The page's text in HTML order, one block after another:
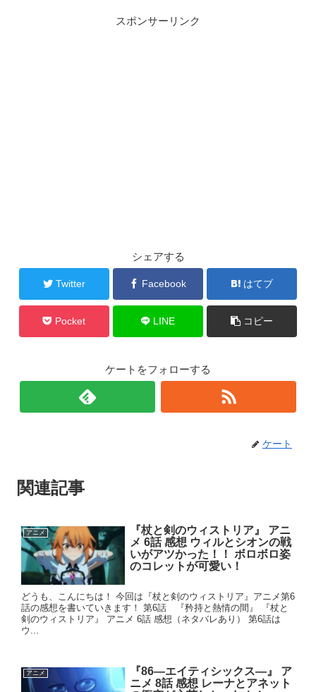
スポンサーリンク
シェアする
Twitter Facebook はてブ
Pocket LINE コピー
ケートをフォローする
ケート
関連記事
アニメ
『杖と剣のウィストリア』 アニ
メ 6話 感想 ウィルとシオンの戦
いがアツかった！！ ボロボロ姿
のコレットが可愛い！
どうも、こんにちは！ 今回は『杖と剣のウィストリア』アニメ第6
話の感想を書いていきます！ 第6話 『矜持と熱情の間』 『杖と
剣のウィストリア』 アニメ 6話 感想（ネタバレあり） 第6話は
ウ...
アニメ
『86―エイティシックス―』 ア
ニメ 8話 感想 レーナとアネット